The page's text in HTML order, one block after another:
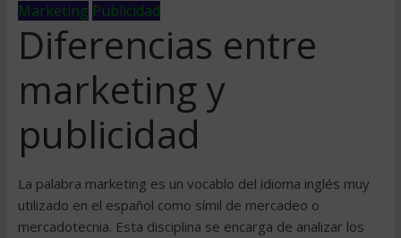
Marketing Publicidad
Diferencias entre
marketing y
publicidad
La palabra marketing es un vocablo del idioma inglés muy
utilizado en el español como símil de mercadeo o
mercadotecnia. Esta disciplina se encarga de analizar los